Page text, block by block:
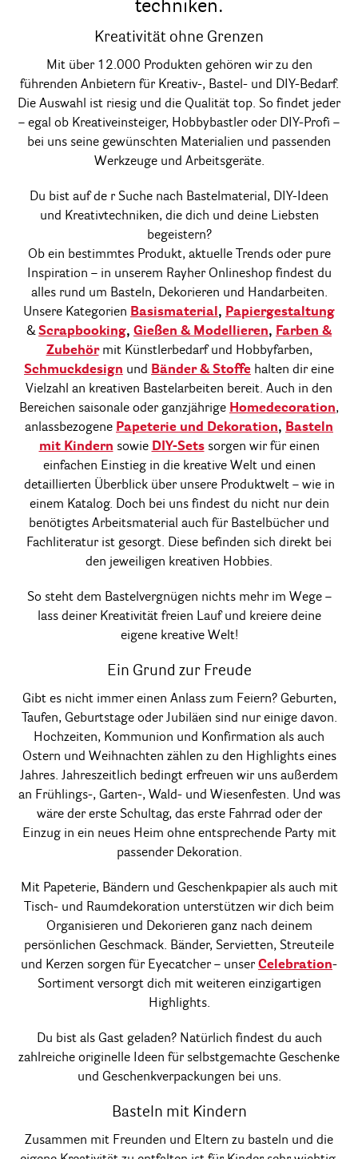
techniken.
Kreativität ohne Grenzen
Mit über 12.000 Produkten gehören wir zu den
führenden Anbietern für Kreativ-, Bastel- und DIY-Bedarf.
Die Auswahl ist riesig und die Qualität top. So findet jeder
– egal ob Kreativeinsteiger, Hobbybastler oder DIY-Profi –
bei uns seine gewünschten Materialien und passenden
Werkzeuge und Arbeitsgeräte.
Du bist auf de r Suche nach Bastelmaterial, DIY-Ideen
und Kreativtechniken, die dich und deine Liebsten
begeistern?
Ob ein bestimmtes Produkt, aktuelle Trends oder pure
Inspiration – in unserem Rayher Onlineshop findest du
alles rund um Basteln, Dekorieren und Handarbeiten.
Unsere Kategorien Basismaterial, Papiergestaltung
& Scrapbooking, Gießen & Modellieren, Farben &
Zubehörmit Künstlerbedarf und Hobbyfarben,
Schmuckdesign und Bänder & Stoffe halten dir eine
Vielzahl an kreativen Bastelarbeiten bereit. Auch in den
Bereichen saisonale oder ganzjährige Homedecoration,
anlassbezogene Papeterie und Dekoration, Basteln
mit Kindern sowie DIY-Setssorgen wir für einen
einfachen Einstieg in die kreative Welt und einen
detaillierten Überblick über unsere Produktwelt – wie in
einem Katalog. Doch bei uns findest du nicht nur dein
benötigtes Arbeitsmaterial auch für Bastelbücher und
Fachliteratur ist gesorgt. Diese befinden sich direkt bei
den jeweiligen kreativen Hobbies.
So steht dem Bastelvergnügen nichts mehr im Wege –
lass deiner Kreativität freien Lauf und kreiere deine
eigene kreative Welt!
Ein Grund zur Freude
Gibt es nicht immer einen Anlass zum Feiern? Geburten,
Taufen, Geburtstage oder Jubiläen sind nur einige davon.
Hochzeiten, Kommunion und Konfirmation als auch
Ostern und Weihnachten zählen zu den Highlights eines
Jahres. Jahreszeitlich bedingt erfreuen wir uns außerdem
an Frühlings-, Garten-, Wald- und Wiesenfesten. Und was
wäre der erste Schultag, das erste Fahrrad oder der
Einzug in ein neues Heim ohne entsprechende Party mit
passender Dekoration.
Mit Papeterie, Bändern und Geschenkpapier als auch mit
Tisch- und Raumdekoration unterstützen wir dich beim
Organisieren und Dekorieren ganz nach deinem
persönlichen Geschmack. Bänder, Servietten, Streuteile
und Kerzen sorgen für Eyecatcher – unser Celebration-
Sortiment versorgt dich mit weiteren einzigartigen
Highlights.
Du bist als Gast geladen? Natürlich findest du auch
zahlreiche originelle Ideen für selbstgemachte Geschenke
und Geschenkverpackungen bei uns.
Basteln mit Kindern
Zusammen mit Freunden und Eltern zu basteln und die